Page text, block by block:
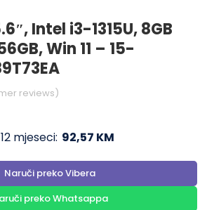
Intel i3-1315U, 8GB
Win 11 – 15-
reviews)
mjeseci: 92,57 KM
Naruči preko Vibera
preko Whatsappa